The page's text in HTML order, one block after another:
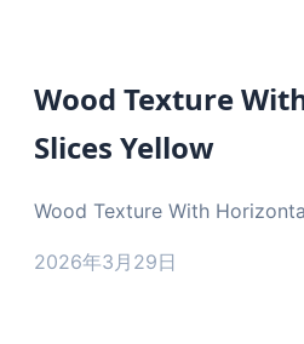
Wood Texture
Slices Yellow
Wood Texture With
2026年3月29日